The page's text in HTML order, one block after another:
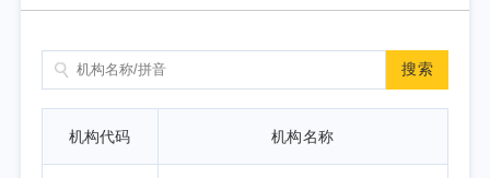
搜索
机构代码 机构名称